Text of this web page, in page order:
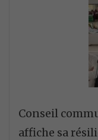
Conseil
affiche sa